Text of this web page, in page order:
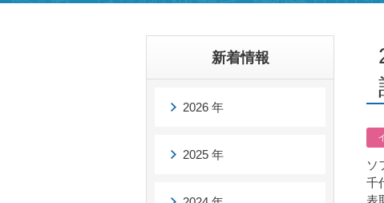
ソ
千
表
新着情報
2026 年
2025 年